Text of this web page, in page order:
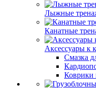
Лыжные
Канатные
Аксессуары к
Смазка
Коврики